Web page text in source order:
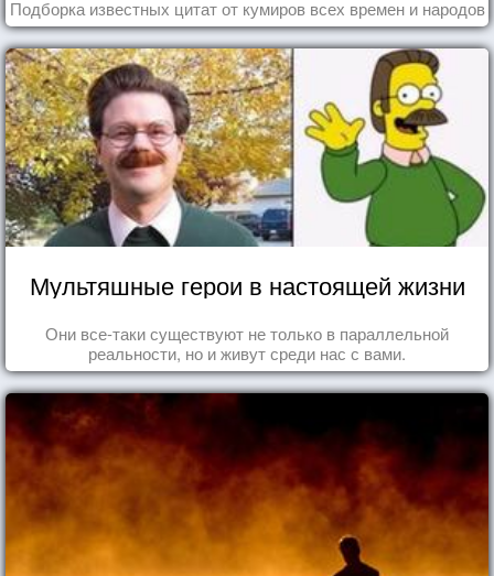
Подборка известных цитат от кумиров всех времен и народов
Мультяшные герои в настоящей жизни
Они все-таки существуют не только в параллельной
реальности, но и живут среди нас с вами.